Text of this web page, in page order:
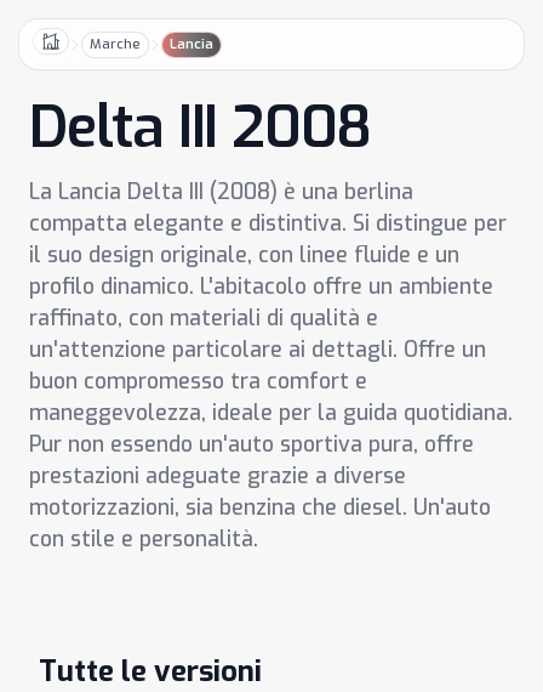
HomeMarche Lancia
Delta III 2008
La Lancia Delta III (2008) è una berlina
compatta elegante e distintiva. Si distingue per
il suo design originale, con linee fluide e un
profilo dinamico. L'abitacolo offre un ambiente
raffinato, con materiali di qualità e
un'attenzione particolare ai dettagli. Offre un
buon compromesso tra comfort e
maneggevolezza, ideale per la guida quotidiana.
Pur non essendo un'auto sportiva pura, offre
prestazioni adeguate grazie a diverse
motorizzazioni, sia benzina che diesel. Un'auto
con stile e personalità.
Tutte le versioni